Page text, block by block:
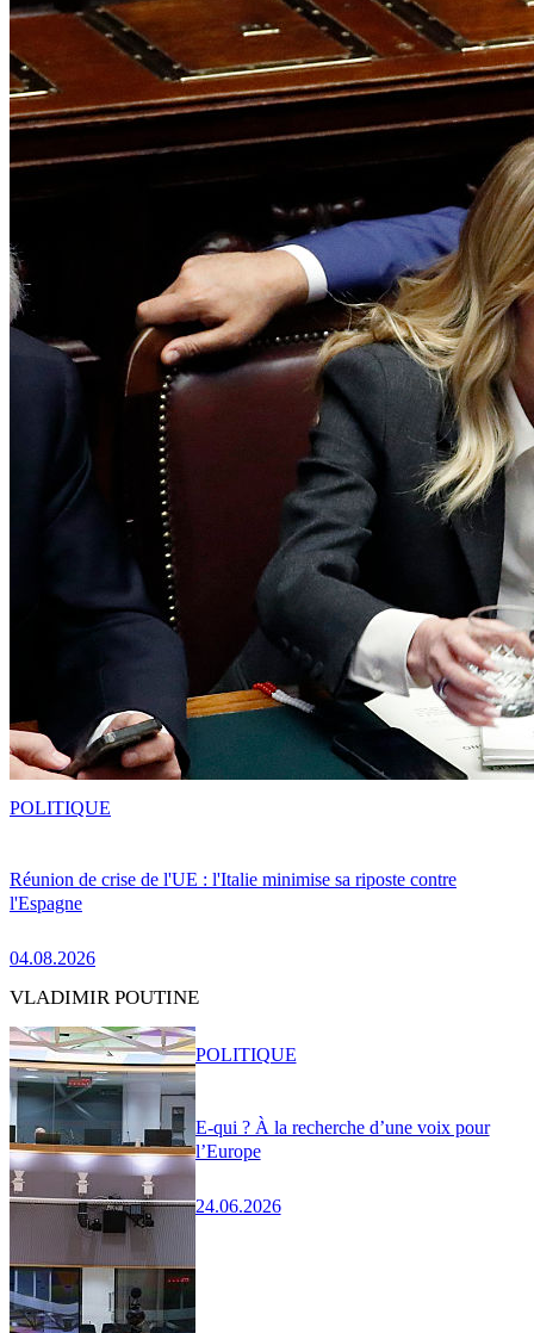
Réunion de crise de l'UE : l'Italie minimise sa riposte contre
l'Espagne
04.08.2026
POLITIQUE
VLADIMIR POUTINE
E-qui ? À la recherche d’une voix pour
l’Europe
24.06.2026
POLITIQUE